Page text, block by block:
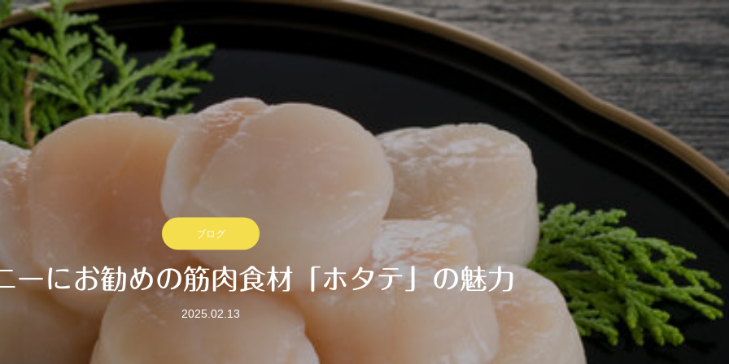
ブログ
ーにお勧めの筋肉食材「ホタテ」の魅力
2025.02.13